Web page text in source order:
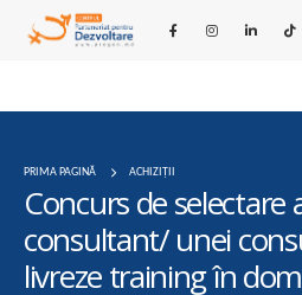
PRIMA PAGINĂ ACHIZIȚII
Concurs de selectare
consultant/ unei
livreze training în